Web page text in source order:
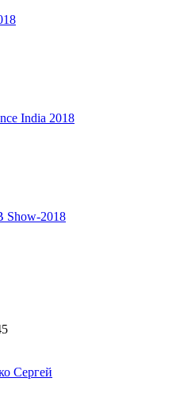
India 2018
Show-2018
Сергей